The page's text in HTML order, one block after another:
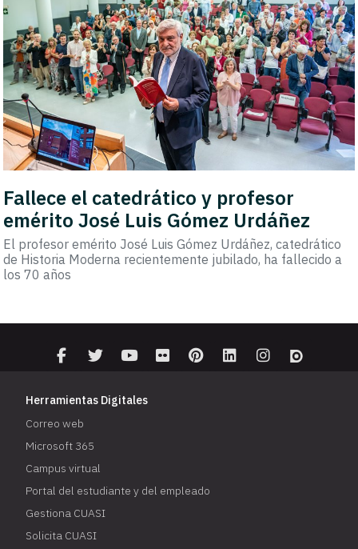
Fallece el catedrático y profesor
emérito José Luis Gómez Urdáñez
El profesor emérito José Luis Gómez Urdáñez, catedrático
de Historia Moderna recientemente jubilado, ha fallecido a
los 70 años
Herramientas Digitales
Correo web
Microsoft 365
Campus virtual
Portal del estudiante y del empleado
Gestiona CUASI
Solicita CUASI